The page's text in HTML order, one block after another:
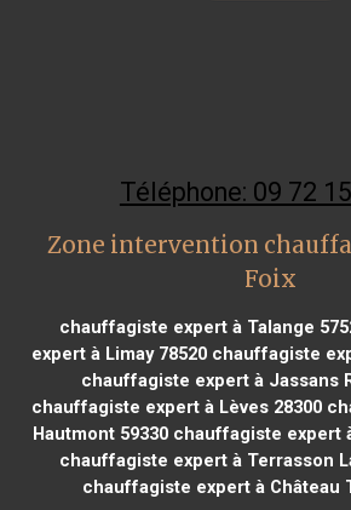
Téléphone: 09 72
Zone intervention
Foix
chauffagiste expert à Talange
expert à Limay 78520 chauffagiste
chauffagiste expert à Jassans
chauffagiste expert à Lèves 28300
Hautmont 59330 chauffagiste expert
chauffagiste expert à Terrasson
chauffagiste expert à Château